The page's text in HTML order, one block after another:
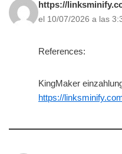
https://
el 10/07/2026 a las
References:
KingMaker
https://